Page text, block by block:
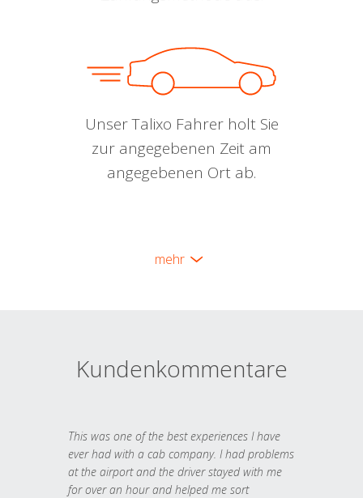
Unser Talixo Fahrer holt Sie
zur angegebenen Zeit am
angegebenen Ort ab.
mehr
Kundenkommentare
This was one of the best experiences I have
ever had with a cab company. I had problems
at the airport and the driver stayed with me
for over an hour and helped me sort